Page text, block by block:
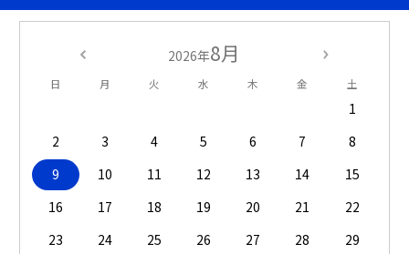
2026年8月
日 月 火 水 木 金 土
1
2
3 4 5 6 7
8
9
10 11 12 13 14
15
16
17 18 19 20 21
22
23
24 25 26 27 28
29